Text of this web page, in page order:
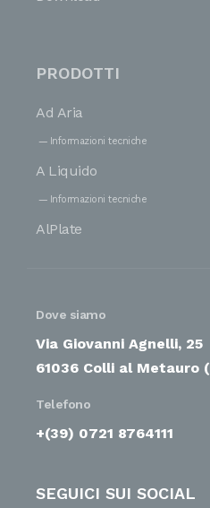
PRODOTTI
Ad Aria
Informazioni tecniche
A Liquido
Informazioni tecniche
AlPlate
Dove siamo
Via Giovanni Agnelli, 25
61036 Colli al Metauro
Telefono
+(39) 0721 8764111
SEGUICI SUI SOCIAL